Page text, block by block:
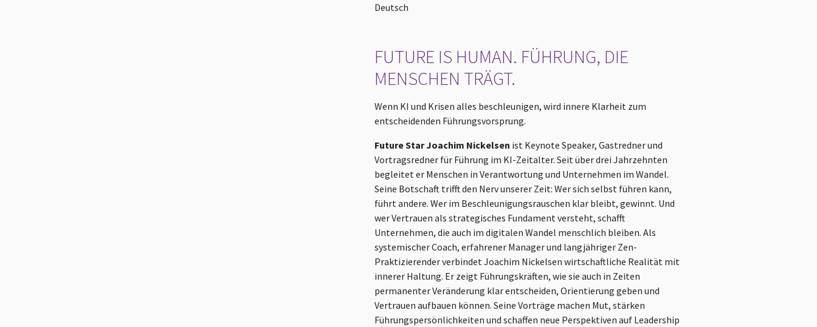
Deutsch
FUTURE IS HUMAN. FÜHRUNG, DIE
MENSCHEN TRÄGT.
Wenn KI und Krisen alles beschleunigen, wird innere Klarheit zum
entscheidenden Führungsvorsprung.
Future Star Joachim Nickelsen ist Keynote Speaker, Gastredner und
Vortragsredner für Führung im KI-Zeitalter. Seit über drei Jahrzehnten
begleitet er Menschen in Verantwortung und Unternehmen im Wandel.
Seine Botschaft trifft den Nerv unserer Zeit: Wer sich selbst führen kann,
führt andere. Wer im Beschleunigungsrauschen klar bleibt, gewinnt. Und
wer Vertrauen als strategisches Fundament versteht, schafft
Unternehmen, die auch im digitalen Wandel menschlich bleiben. Als
systemischer Coach, erfahrener Manager und langjähriger Zen-
Praktizierender verbindet Joachim Nickelsen wirtschaftliche Realität mit
innerer Haltung. Er zeigt Führungskräften, wie sie auch in Zeiten
permanenter Veränderung klar entscheiden, Orientierung geben und
Vertrauen aufbauen können. Seine Vorträge machen Mut, stärken
Führungspersönlichkeiten und schaffen neue Perspektiven auf Leadership